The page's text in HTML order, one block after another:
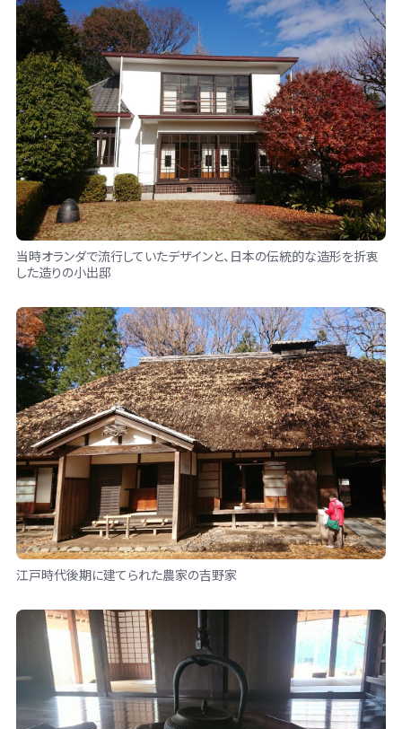
当時オランダで流行していたデザインと、日本の伝統的な造形を折衷
した造りの小出邸
江戸時代後期に建てられた農家の吉野家